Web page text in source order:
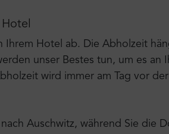
Ihrem Hotel ab. Die Abholzeit
unser Bestes tun, um es an
wird immer am Tag vor
Auschwitz, während Sie die